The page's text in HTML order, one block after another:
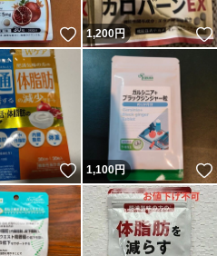
いいね！
1,200円
いいね！
1,100円